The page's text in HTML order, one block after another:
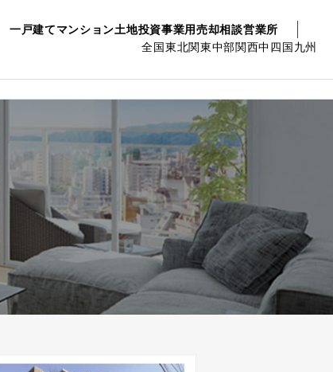
一戸建てマンション土地投資事業用売却相談営業所
全国東北関東中部関西中四国九州